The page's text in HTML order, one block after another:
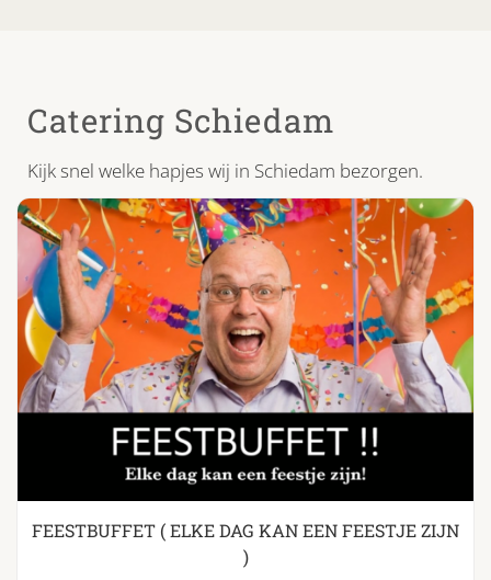
Catering Schiedam
Kijk snel welke hapjes wij in Schiedam bezorgen.
FEESTBUFFET ( ELKE DAG KAN EEN FEESTJE ZIJN
)